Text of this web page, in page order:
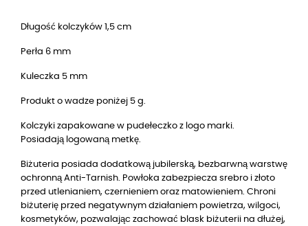
Długość kolczyków 1,5 cm
Perła 6 mm
Kuleczka 5 mm
Produkt o wadze poniżej 5 g.
Kolczyki zapakowane w pudełeczko z logo marki.
Posiadają logowaną metkę.
Biżuteria posiada dodatkową jubilerską, bezbarwną warstwę
ochronną Anti-Tarnish. Powłoka zabezpiecza srebro i złoto
przed utlenianiem, czernieniem oraz matowieniem. Chroni
biżuterię przed negatywnym działaniem powietrza, wilgoci,
kosmetyków, pozwalając zachować blask biżuterii na dłużej,